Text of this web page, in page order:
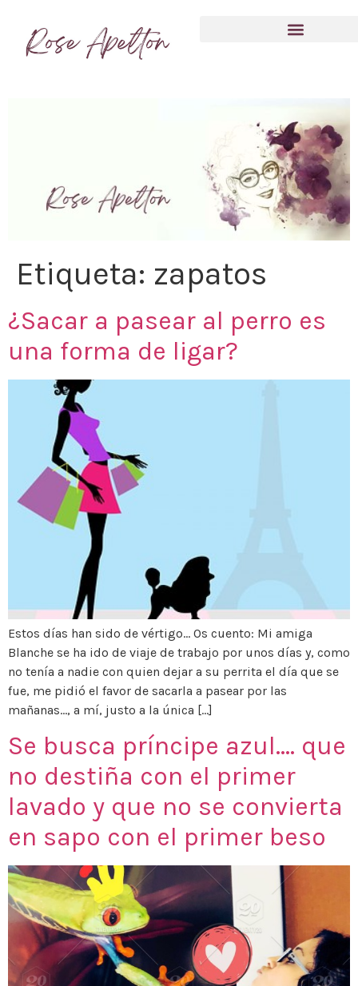
Etiqueta: zapatos
¿Sacar a pasear al perro es
una forma de ligar?
Estos días han sido de vértigo… Os cuento: Mi amiga
Blanche se ha ido de viaje de trabajo por unos días y, como
no tenía a nadie con quien dejar a su perrita el día que se
fue, me pidió el favor de sacarla a pasear por las
mañanas…, a mí, justo a la única […]
Se busca príncipe azul…. que
no destiña con el primer
lavado y que no se convierta
en sapo con el primer beso